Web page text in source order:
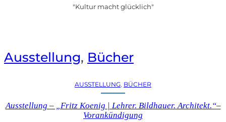
"Kultur macht glücklich"
Ausstellung, Bücher
AUSSTELLUNG, BÜCHER
Ausstellung – „Fritz Koenig | Lehrer. Bildhauer. Architekt.“–
Vorankündigung